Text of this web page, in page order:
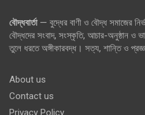
বৌদ্ধবার্তা— বুদ্ধের বাণী ও বৌদ্ধ সমাজের
বৌদ্ধদের সংবাদ, সংস্কৃতি, আচার-অনুষ্ঠান ও
তুলে ধরতে অঙ্গীকারবদ্ধ। সত্য, শান্তি ও
About us
Contact us
Privacy Policy